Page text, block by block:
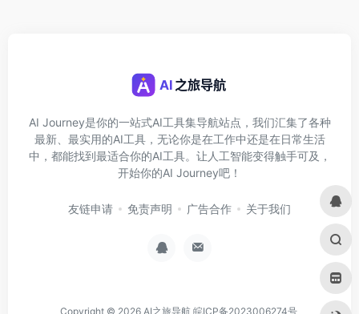
AI Journey是你的一站式AI工具集导航站点，我们汇集了各种
最新、最实用的AI工具，无论你是在工作中还是在日常生活
中，都能找到最适合你的AI工具。让人工智能变得触手可及，
开始你的AI Journey吧！
友链申请 免责声明 广告合作 关于我们
Copyright © 2026 AI之旅导航 皖ICP备2023006274号